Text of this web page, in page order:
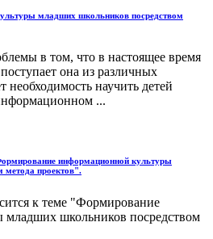
младших школьников посредством
в том, что в настоящее время
она из различных
необходимость научить детей
...
информационной культуры
метода проектов".
к теме "Формирование
школьников посредством